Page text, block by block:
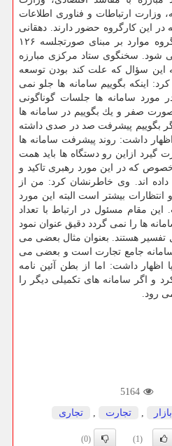
وزارت ارتباطات و فناوری اطلاعات
در این كارگروه حضور دارند. دهقانی
نیا افزود: در جلسات این كارگروه موارد بر مبنای صورتجلسه ۱۲۶
شود. سخنگوی ستاد مركزی مبارزه
این سؤال كه علت كند بودن توسعه
اینكه بگوییم سامانه ها جلو نمی
سامانه ها جلسات گوناگونی
صورت صفر و یك بگوییم در سامانه ها
بگوییم پیشرفت صد در صدی داشته
داشت: روند پیشرفت سامانه ها
گیرد ازاین رو دستگاه ها باید همت
خصوص كه در این مورد رهبری تاكید و
اند. وی خاطرنشان كرد: من از
بیشتر است البته این مورد
مقام مسئول در ارتباط با تعداد
ها را نمی گردد دقیق عنوان نمود
تفسیر هستند. بعنوان مثال بعضی می
سامانه جامع تجارت است و بعضی می
اظهار داشت: اما از بطن آئین نامه
احصا كرد و اگر سامانه های تكمیلی دیگر را
رود.
5164
بازار , تجارت , تجاری
(1)
(0)